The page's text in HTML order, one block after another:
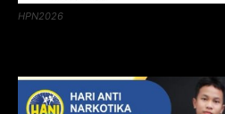
HPN2026